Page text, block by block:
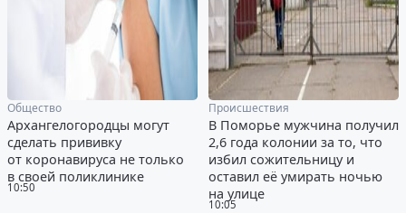
10:50
Общество
Архангелогородцы могут
сделать прививку
от коронавируса не только
в своей поликлинике
10:05
Происшествия
В Поморье мужчина получил
2,6 года колонии за то, что
избил сожительницу и
оставил её умирать ночью
на улице